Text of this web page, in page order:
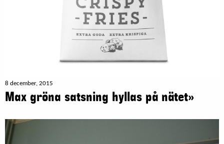
8 december, 2015
Max gröna satsning hyllas på nätet»